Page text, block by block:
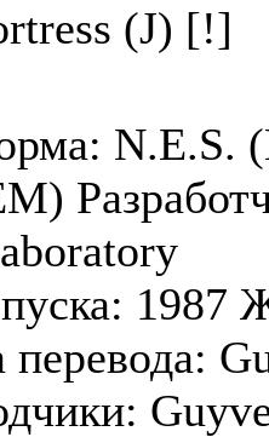
N.E.S.
1987
перевода: